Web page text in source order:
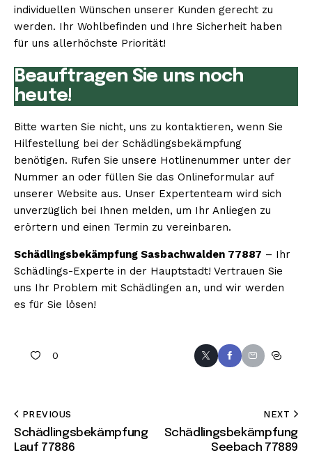
individuellen Wünschen unserer Kunden gerecht zu
werden. Ihr Wohlbefinden und Ihre Sicherheit haben
für uns allerhöchste Priorität!
Beauftragen Sie uns noch
heute!
Bitte warten Sie nicht, uns zu kontaktieren, wenn Sie
Hilfestellung bei der Schädlingsbekämpfung
benötigen. Rufen Sie unsere Hotlinenummer unter der
Nummer an oder füllen Sie das Onlineformular auf
unserer Website aus. Unser Expertenteam wird sich
unverzüglich bei Ihnen melden, um Ihr Anliegen zu
erörtern und einen Termin zu vereinbaren.
Schädlingsbekämpfung Sasbachwalden 77887 – Ihr
Schädlings-Experte in der Hauptstadt! Vertrauen Sie
uns Ihr Problem mit Schädlingen an, und wir werden
es für Sie lösen!
0
PREVIOUS
Schädlingsbekämpfung
Lauf 77886
NEXT
Schädlingsbekämpfung
Seebach 77889